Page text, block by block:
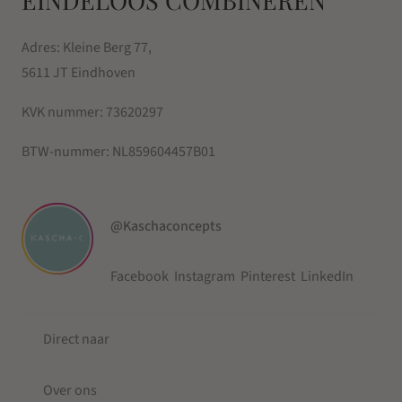
Adres: Kleine Berg 77,
5611 JT Eindhoven
KVK nummer: 73620297
BTW-nummer: NL859604457B01
@Kaschaconcepts
Facebook Instagram Pinterest LinkedIn
Direct naar
Over ons